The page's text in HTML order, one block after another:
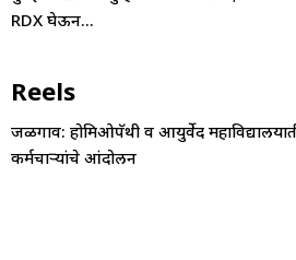
RDX घेऊन...
Reels
जळगाव: होमिओपॅथी व आयुर्वेद
कर्मचाऱ्यांचे आंदोलन